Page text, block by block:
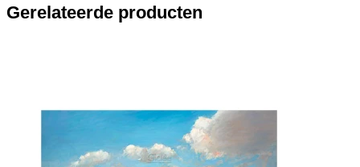
Gerelateerde producten